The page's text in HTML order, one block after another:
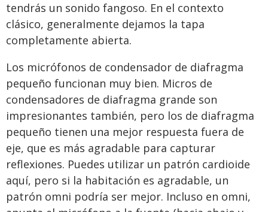
tendrás un sonido fangoso. En el contexto
clásico, generalmente dejamos la tapa
completamente abierta.
Los micrófonos de condensador de diafragma
pequeño funcionan muy bien. Micros de
condensadores de diafragma grande son
impresionantes también, pero los de diafragma
pequeño tienen una mejor respuesta fuera de
eje, que es más agradable para capturar
reflexiones. Puedes utilizar un patrón cardioide
aquí, pero si la habitación es agradable, un
patrón omni podría ser mejor. Incluso en omni,